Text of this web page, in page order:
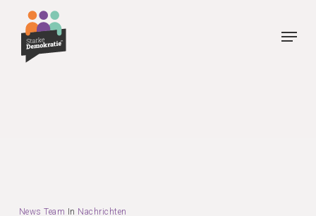
main
Menu
News Team In Nachrichten